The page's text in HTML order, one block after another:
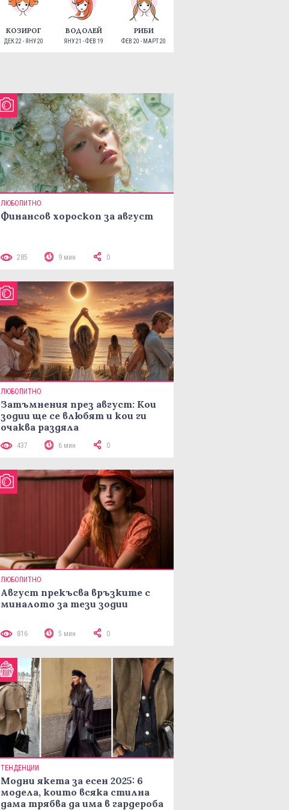
КОЗИРОГ
ДЕК 22 - ЯНУ 20
ВОДОЛЕЙ
ЯНУ 21 - ФЕВ 19
РИБИ
ФЕВ 20 - МАРТ 20
ЛЮБОПИТНО
Финансов хороскоп за август
285 9 мин 0
ЛЮБОПИТНО
Затъмнения през август: Кои
зодии ще се влюбят и кои ги
очаква раздяла
437 6 мин 0
ЛЮБОПИТНО
Август прекъсва връзките с
миналото за тези зодии
816 5 мин 0
ТЕНДЕНЦИИ
Модни якета за есен 2025: 6
модела, които всяка стилна
дама трябва да има в гардероба